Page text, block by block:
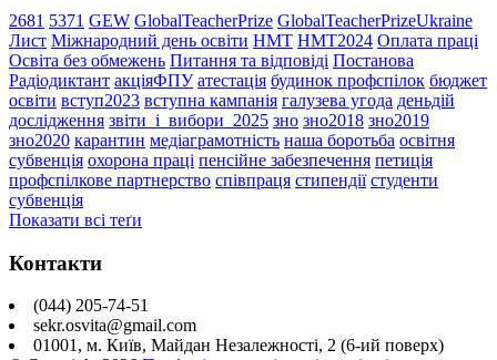
2681 5371 GEW GlobalTeacherPrize GlobalTeacherPrizeUkraine
Лист Міжнародний день освіти НМТ НМТ2024 Оплата праці
Освіта без обмежень Питання та відповіді Постанова
Радіодиктант акціяФПУ атестація будинок профспілок бюджет
освіти вступ2023 вступна кампанія галузева угода деньдій
дослідження звіти_і_вибори_2025 зно зно2018 зно2019
зно2020 карантин медіаграмотність наша боротьба освітня
субвенція охорона праці пенсійне забезпечення петиція
профспілкове партнерство співпраця стипендії студенти
субвенція
Показати всі теґи
Контакти
(044) 205-74-51
sekr.osvita@gmail.com
01001, м. Київ, Майдан Незалежності, 2 (6-ий поверх)